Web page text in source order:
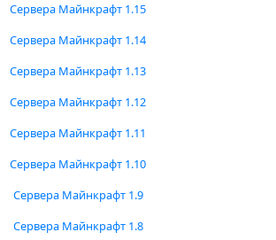
Сервера Майнкрафт 1.15
Сервера Майнкрафт 1.14
Сервера Майнкрафт 1.13
Сервера Майнкрафт 1.12
Сервера Майнкрафт 1.11
Сервера Майнкрафт 1.10
Сервера Майнкрафт 1.9
Сервера Майнкрафт 1.8